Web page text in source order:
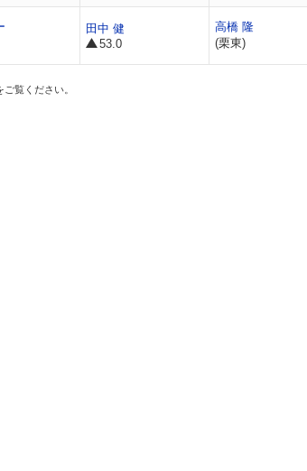
田中 健
53.0
高橋 隆
(栗東)
ご覧ください。